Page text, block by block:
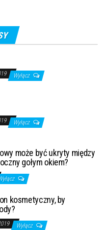
Wyłącz
Wyłącz
może być ukryty między
gołym okiem?
kosmetyczny, by
Wyłącz